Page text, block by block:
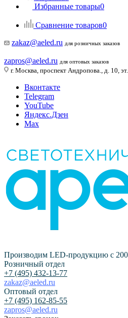
Избранные товары0
Сравнение товаров0
zakaz@aeled.ru для розничных заказов
zapros@aeled.ru для оптовых заказов
г. Москва, проспект Андропова., д. 10,
Вконтакте
Telegram
YouTube
Яндекс.Дзен
Max
Производим LED-продукцию с
Розничный отдел
+7 (495) 432-13-77
zakaz@aeled.ru
Оптовый отдел
+7 (495) 162-85-55
zapros@aeled.ru